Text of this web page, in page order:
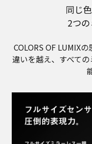
S9, S 18-40 F4.5-